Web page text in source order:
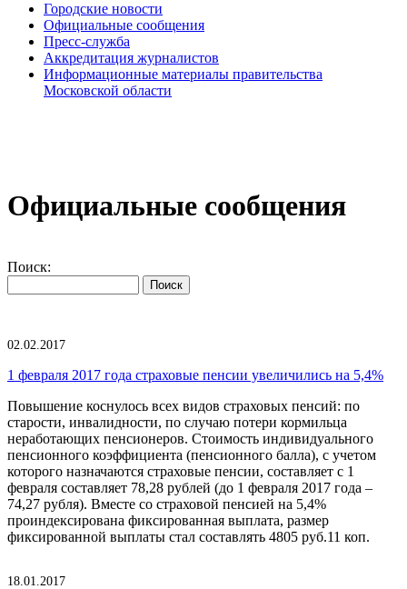
Городские новости
Официальные сообщения
Пресс-служба
Аккредитация журналистов
Информационные материалы правительства
Московской области
Официальные сообщения
Поиск:
02.02.2017
1 февраля 2017 года страховые пенсии увеличились на 5,4%
Повышение коснулось всех видов страховых пенсий: по
старости, инвалидности, по случаю потери кормильца
неработающих пенсионеров. Стоимость индивидуального
пенсионного коэффициента (пенсионного балла), с учетом
которого назначаются страховые пенсии, составляет с 1
февраля составляет 78,28 рублей (до 1 февраля 2017 года –
74,27 рубля). Вместе со страховой пенсией на 5,4%
проиндексирована фиксированная выплата, размер
фиксированной выплаты стал составлять 4805 руб.11 коп.
18.01.2017